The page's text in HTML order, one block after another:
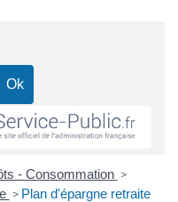
- Consommation >
> Plan d'épargne retraite